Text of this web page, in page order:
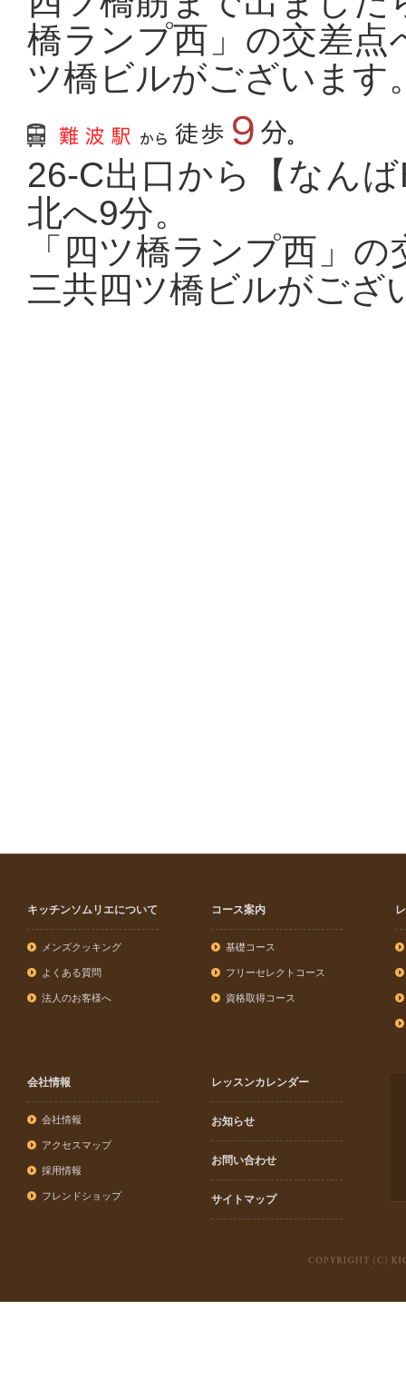
橋ランプ西」の交差点
ツ橋ビルがございます
26-C出口から【なん
北へ9分。
「四ツ橋ランプ西」
三共四ツ橋ビルがござ
キッチンソムリエについて
メンズクッキング
よくある質問
法人のお客様へ
コース案内
基礎コース
フリーセレクトコース
資格取得コース
会社情報
会社情報
アクセスマップ
採用情報
フレンドショップ
レッスンカレンダー
お知らせ
お問い合わせ
サイトマップ